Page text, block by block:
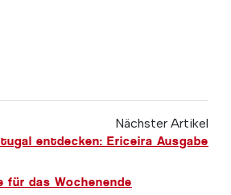
Nächster Artikel
entdecken: Ericeira Ausgabe
für das Wochenende